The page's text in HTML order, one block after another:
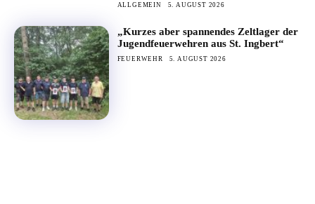
ALLGEMEIN 5. AUGUST 2026
„Kurzes aber spannendes Zeltlager der
Jugendfeuerwehren aus St. Ingbert“
FEUERWEHR 5. AUGUST 2026